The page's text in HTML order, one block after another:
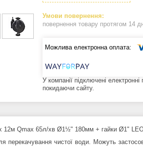
повернення товару протягом 14
У компанії підключені
покидаючи сайту.
12м Qmax 65л/хв Ø1½" 180мм + гайки Ø1"
перекачування чистої води. Можуть